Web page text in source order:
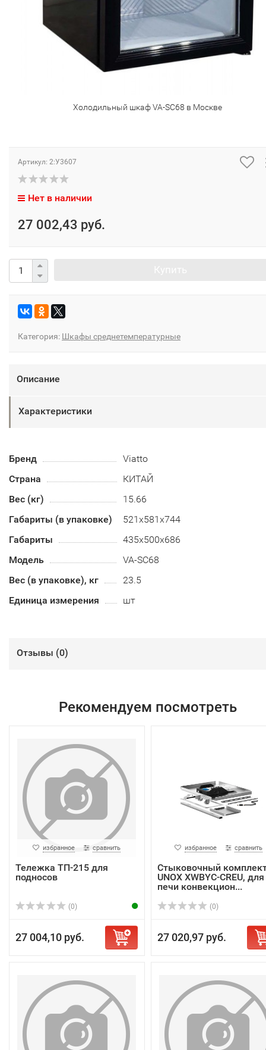
Холодильный шкаф VA-SC68 в Москве
Артикул: 2:У3607
Нет в наличии
27 002,43 руб.
Категория: Шкафы среднетемпературные
Описание
Характеристики
Бренд
Viatto
Страна
КИТАЙ
Вес (кг)
15.66
Габариты (в упаковке)
521х581х744
Габариты
435х500х686
Модель
VA-SC68
Вес (в упаковке), кг
23.5
Единица измерения
шт
Отзывы (0)
Рекомендуем посмотреть
избранное сравнить
Тележка ТП-215 для
подносов
(0)
27 004,10 руб.
избранное сравнить
Стыковочный
UNOX XWBYC-CREU, для
печи конвекцион...
(0)
27 020,97 руб.